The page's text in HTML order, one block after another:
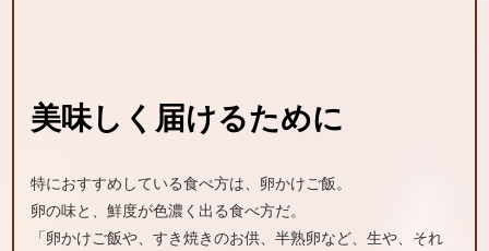
美味しく届けるために
特におすすめしている食べ方は、卵かけご飯。
卵の味と、鮮度が色濃く出る食べ方だ。
「卵かけご飯や、すき焼きのお供、半熟卵など、生や、それ